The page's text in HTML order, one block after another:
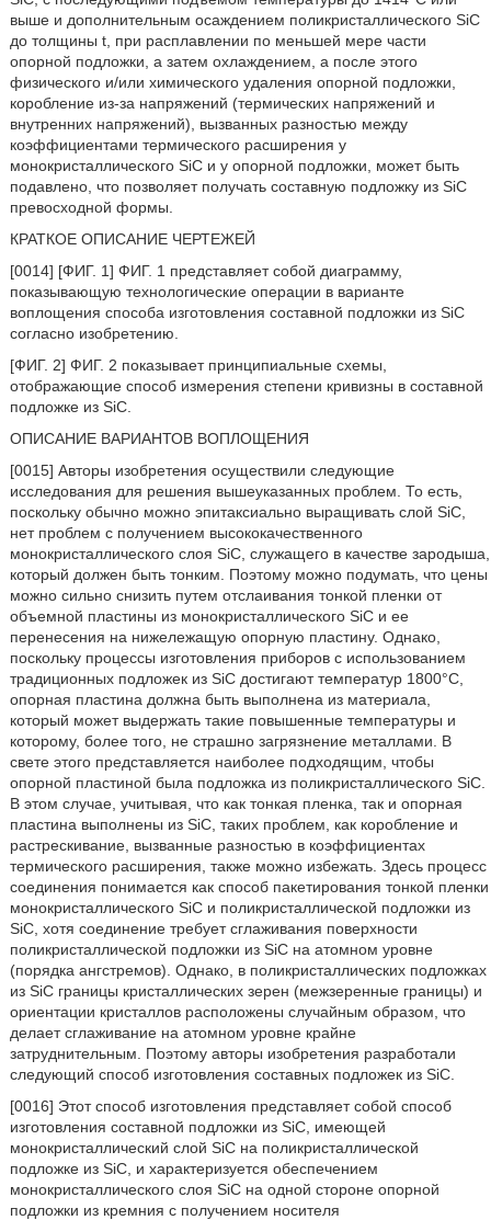
выше и дополнительным осаждением поликристаллического SiC
до толщины t, при расплавлении по меньшей мере части
опорной подложки, а затем охлаждением, а после этого
физического и/или химического удаления опорной подложки,
коробление из-за напряжений (термических напряжений и
внутренних напряжений), вызванных разностью между
коэффициентами термического расширения у
монокристаллического SiC и у опорной подложки, может быть
подавлено, что позволяет получать составную подложку из SiC
превосходной формы.
КРАТКОЕ ОПИСАНИЕ ЧЕРТЕЖЕЙ
[0014] [ФИГ. 1] ФИГ. 1 представляет собой диаграмму,
показывающую технологические операции в варианте
воплощения способа изготовления составной подложки из SiC
согласно изобретению.
[ФИГ. 2] ФИГ. 2 показывает принципиальные схемы,
отображающие способ измерения степени кривизны в составной
подложке из SiC.
ОПИСАНИЕ ВАРИАНТОВ ВОПЛОЩЕНИЯ
[0015] Авторы изобретения осуществили следующие
исследования для решения вышеуказанных проблем. То есть,
поскольку обычно можно эпитаксиально выращивать слой SiC,
нет проблем с получением высококачественного
монокристаллического слоя SiC, служащего в качестве зародыша,
который должен быть тонким. Поэтому можно подумать, что цены
можно сильно снизить путем отслаивания тонкой пленки от
объемной пластины из монокристаллического SiC и ее
перенесения на нижележащую опорную пластину. Однако,
поскольку процессы изготовления приборов с использованием
традиционных подложек из SiC достигают температур 1800°C,
опорная пластина должна быть выполнена из материала,
который может выдержать такие повышенные температуры и
которому, более того, не страшно загрязнение металлами. В
свете этого представляется наиболее подходящим, чтобы
опорной пластиной была подложка из поликристаллического SiC.
В этом случае, учитывая, что как тонкая пленка, так и опорная
пластина выполнены из SiC, таких проблем, как коробление и
растрескивание, вызванные разностью в коэффициентах
термического расширения, также можно избежать. Здесь процесс
соединения понимается как способ пакетирования тонкой пленки
монокристаллического SiC и поликристаллической подложки из
SiC, хотя соединение требует сглаживания поверхности
поликристаллической подложки из SiC на атомном уровне
(порядка ангстремов). Однако, в поликристаллических подложках
из SiC границы кристаллических зерен (межзеренные границы) и
ориентации кристаллов расположены случайным образом, что
делает сглаживание на атомном уровне крайне
затруднительным. Поэтому авторы изобретения разработали
следующий способ изготовления составных подложек из SiC.
[0016] Этот способ изготовления представляет собой способ
изготовления составной подложки из SiC, имеющей
монокристаллический слой SiC на поликристаллической
подложке из SiC, и характеризуется обеспечением
монокристаллического слоя SiC на одной стороне опорной
подложки из кремния с получением носителя